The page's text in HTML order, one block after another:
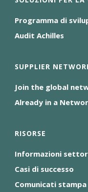
Programma di
Audit Achilles
SUPPLIER
Join the global
Already in a
RISORSE
Informazioni
Casi di successo
Comunicati stampa